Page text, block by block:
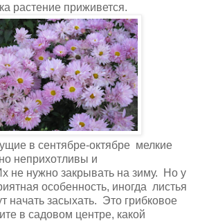
растение приживется.
в сентябре-октябре мелкие
неприхотливы и
не нужно закрывать на зиму. Но у
особенность, иногда листья
начать засыхать. Это грибковое
в садовом центре, какой